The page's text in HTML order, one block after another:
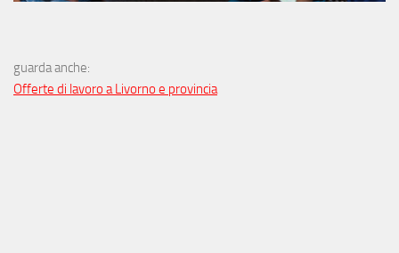
guarda anche:
Offerte di lavoro a Livorno e provincia